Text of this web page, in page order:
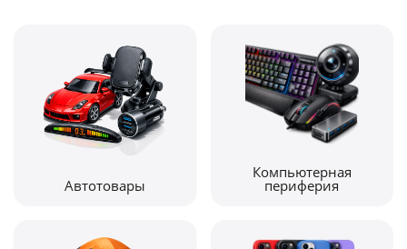
Автотовары
Компьютерная
периферия